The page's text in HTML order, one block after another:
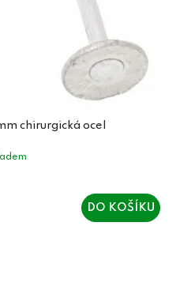
chirurgická ocel
DO KOŠÍKU